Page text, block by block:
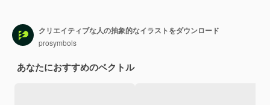
クリエイティブな人の抽象的なイラストをダウンロード
prosymbols
あなたにおすすめのベクトル